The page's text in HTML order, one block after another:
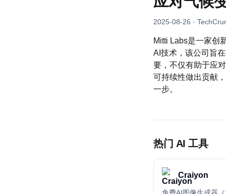
2025-08-26 ·
Mitti Labs是一家创
AI技术，该公司旨
要，不仅有助于应
可持续性做出贡献
一步。
热门 AI 工具
Craiyon